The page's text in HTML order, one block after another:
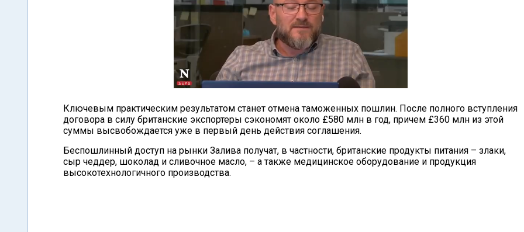
Ключевым практическим результатом станет отмена таможенных пошлин. После полного вступления
договора в силу британские экспортеры сэкономят около £580 млн в год, причем £360 млн из этой
суммы высвобождается уже в первый день действия соглашения.
Беспошлинный доступ на рынки Залива получат, в частности, британские продукты питания – злаки,
сыр чеддер, шоколад и сливочное масло, – а также медицинское оборудование и продукция
высокотехнологичного производства.